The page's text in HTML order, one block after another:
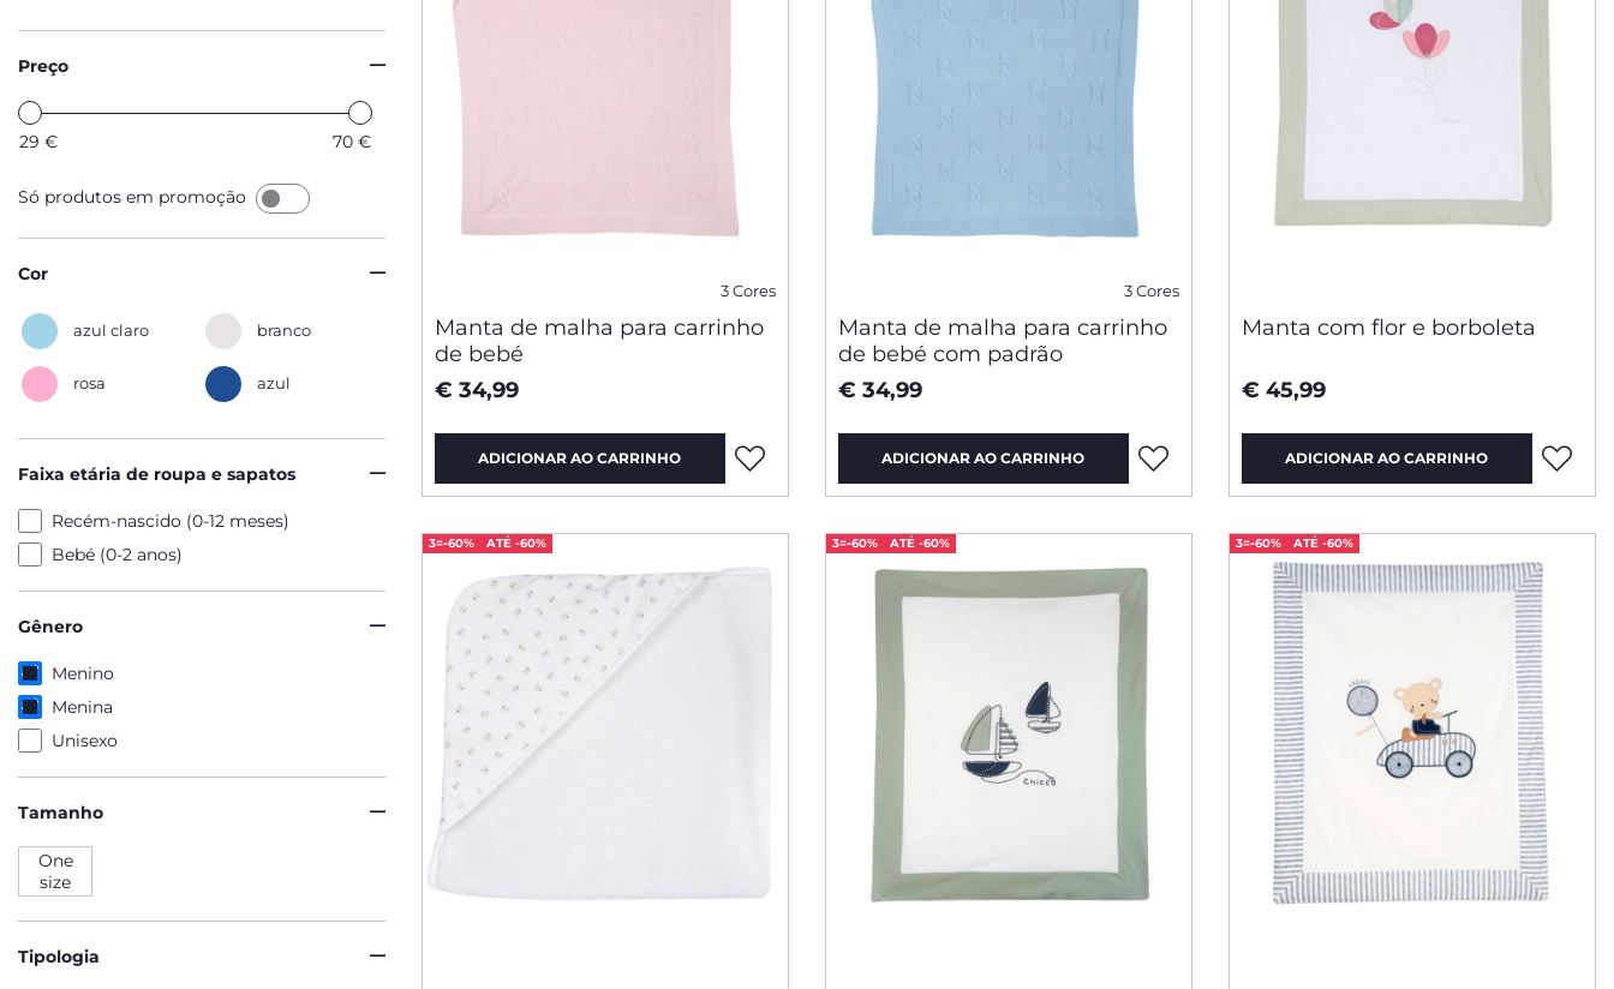
Preço
29 € 70 €
Só produtos em promoção
Cor
azul claro branco
rosa azul
Faixa etária de roupa e sapatos
Recém-nascido (0-12 meses)
Bebé (0-2 anos)
Gênero
Menino
Menina
Unisexo
Tamanho
One
size
Tipologia
3 Cores
Manta de malha para carrinho
de bebé
€ 34,99
ADICIONAR AO CARRINHO
3 Cores
Manta de malha para carrinho
de bebé com padrão
€ 34,99
ADICIONAR AO CARRINHO
Manta com flor e borboleta
€ 45,99
ADICIONAR AO CARRINHO
3=-60% ATÉ -60% 3=-60% ATÉ -60% 3=-60% ATÉ -60%